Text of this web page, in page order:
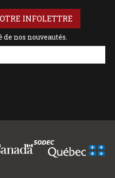
INFOLETTRE
nos nouveautés.